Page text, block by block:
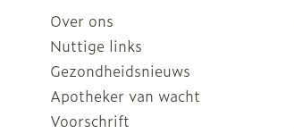
Over ons
Nuttige links
Gezondheidsnieuws
Apotheker van wacht
Voorschrift